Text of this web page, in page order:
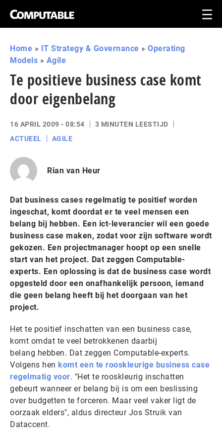
Home » IT Strategy & Governance » Operating
Models » Agile
Te positieve business case komt
door eigenbelang
16 APRIL 2009 - 08:54
3 MINUTEN LEESTIJD
ACTUEEL
AGILE
Rian van Heur
Dat business cases regelmatig te positief worden
ingeschat, komt doordat er te veel mensen een
belang bij hebben. Een ict-leverancier wil een goede
business case maken, zodat voor zijn software wordt
gekozen. Een projectmanager hoopt op een snelle
start van het project. Dat zeggen Computable-
experts. Een oplossing is dat de business case wordt
opgesteld door een onafhankelijk persoon, iemand
die geen belang heeft bij het doorgaan van het
project.
Het te positief inschatten van een business case,
komt omdat te veel betrokkenen daarbij
belang hebben. Dat zeggen Computable-experts.
Volgens hen komt een te rooskleurige business case
regelmatig voor. "Het te rooskleurig inschatten
gebeurt wanneer er belang bij is om een beslissing
over budgetten te forceren. Maar veel vaker ligt de
oorzaak elders", aldus directeur Jos Struik van
Dataccent.